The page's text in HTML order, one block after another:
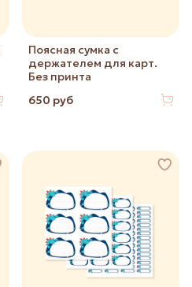
Поясная сумка с
держателем для карт.
Без принта
650 руб